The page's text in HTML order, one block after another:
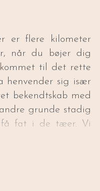
er flere kilometer
når du bøjer dig
til det rette
henvender sig især
bekendtskab med
grunde stadig
fat i de tæer. Vi
kroppen og